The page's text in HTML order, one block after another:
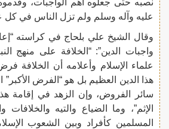
نصبه حتى جعلوه أهم الواجبات،
عليه وآله وسلم ولم تزل الناس في
وقال الشيخ علي بلحاج في كراسته
واجبات الدين”: “الخلافة على منهج
علماء الإسلام وأعلامه أن
هذا الدين العظيم بل هو “الفرض الأكبر”
سائر الفروض، وإن الزهد في إقامة
الإثم”، وما الضياع والتيه والخلافات
المسلمين كأفراد وبين الشعوب